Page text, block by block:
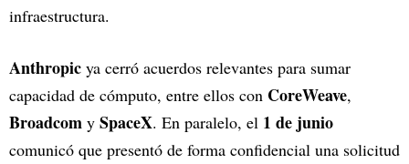
infraestructura.
Anthropic ya cerró acuerdos relevantes para sumar
capacidad de cómputo, entre ellos con CoreWeave,
Broadcom y SpaceX. En paralelo, el 1 de junio
comunicó que presentó de forma confidencial una solicitud